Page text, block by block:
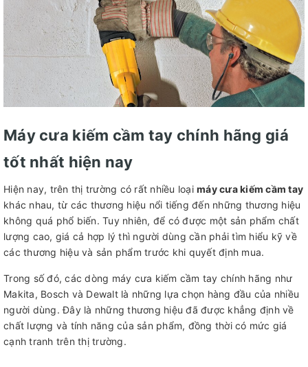
Máy cưa kiếm cầm tay chính hãng giá
tốt nhất hiện nay
Hiện nay, trên thị trường có rất nhiều loại máy cưa kiếm cầm tay
khác nhau, từ các thương hiệu nổi tiếng đến những thương hiệu
không quá phổ biến. Tuy nhiên, để có được một sản phẩm chất
lượng cao, giá cả hợp lý thì người dùng cần phải tìm hiểu kỹ về
các thương hiệu và sản phẩm trước khi quyết định mua.
Trong số đó, các dòng máy cưa kiếm cầm tay chính hãng như
Makita, Bosch và Dewalt là những lựa chọn hàng đầu của nhiều
người dùng. Đây là những thương hiệu đã được khẳng định về
chất lượng và tính năng của sản phẩm, đồng thời có mức giá
cạnh tranh trên thị trường.